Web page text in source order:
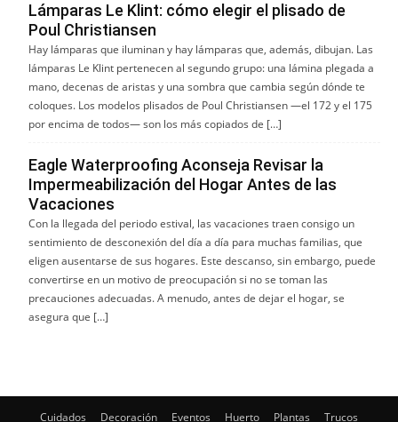
Lámparas Le Klint: cómo elegir el plisado de
Poul Christiansen
Hay lámparas que iluminan y hay lámparas que, además, dibujan. Las
lámparas Le Klint pertenecen al segundo grupo: una lámina plegada a
mano, decenas de aristas y una sombra que cambia según dónde te
coloques. Los modelos plisados de Poul Christiansen —el 172 y el 175
por encima de todos— son los más copiados de […]
Eagle Waterproofing Aconseja Revisar la
Impermeabilización del Hogar Antes de las
Vacaciones
Con la llegada del periodo estival, las vacaciones traen consigo un
sentimiento de desconexión del día a día para muchas familias, que
eligen ausentarse de sus hogares. Este descanso, sin embargo, puede
convertirse en un motivo de preocupación si no se toman las
precauciones adecuadas. A menudo, antes de dejar el hogar, se
asegura que […]
Cuidados Decoración Eventos Huerto Plantas Trucos